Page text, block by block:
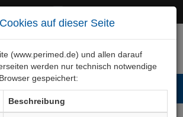
auf dieser Seite
(www.perimed.de) und allen darauf
werden nur technisch notwendige
gespeichert:
Beschreibung